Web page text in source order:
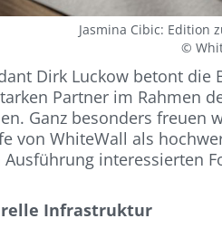
Jasmina Cibic: Edition
©
Dirk Luckow betont die
Partner im Rahmen
Ganz besonders
von WhiteWall als
interessierten
Infrastruktur